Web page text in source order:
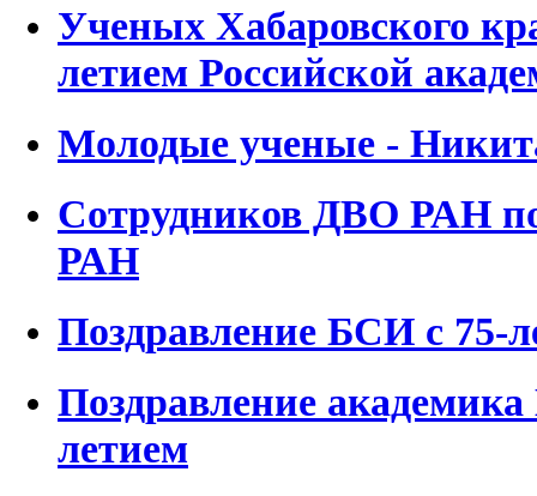
Ученых Хабаровского
летием Российской
Молодые ученые -
Сотрудников ДВО РАН
РАН
Поздравление БСИ с 75-
Поздравление
летием